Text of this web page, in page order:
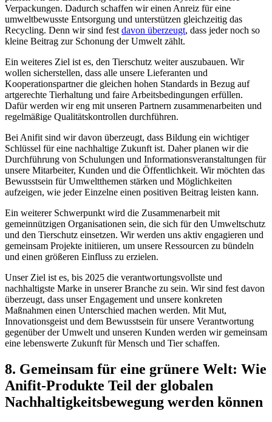
Verpackungen.⁢ Dadurch‍ schaffen wir einen Anreiz für eine​
umweltbewusste Entsorgung und unterstützen gleichzeitig ⁢das
Recycling. Denn wir sind festdavon überzeugt, dass jeder noch so
kleine Beitrag zur Schonung der Umwelt⁣ zählt.
Ein weiteres ‍Ziel ist es, den Tierschutz weiter auszubauen. Wir
wollen sicherstellen, dass alle​ unsere ⁣Lieferanten und
Kooperationspartner die‍ gleichen hohen​ Standards in ⁢Bezug auf
artgerechte Tierhaltung und faire Arbeitsbedingungen erfüllen.
Dafür werden⁢ wir eng mit unseren Partnern zusammenarbeiten ​und
regelmäßige Qualitätskontrollen durchführen.
Bei Anifit sind wir davon überzeugt, dass Bildung ein⁣ wichtiger
Schlüssel für eine nachhaltige Zukunft ist. Daher⁤ planen⁢ wir die
Durchführung von Schulungen ‌und ⁣Informationsveranstaltungen ‍für
unsere ‍Mitarbeiter, Kunden ‍und die Öffentlichkeit. Wir möchten ⁣das⁣
Bewusstsein für Umweltthemen stärken und Möglichkeiten
aufzeigen, wie jeder Einzelne einen positiven Beitrag ‍leisten ‌kann.
Ein ⁤weiterer Schwerpunkt wird⁢ die Zusammenarbeit⁣ mit
gemeinnützigen Organisationen sein, die sich für den Umweltschutz
‌und den Tierschutz einsetzen. Wir werden‌ uns aktiv engagieren und
gemeinsam Projekte initiieren, um unsere Ressourcen ⁣zu bündeln
und einen größeren Einfluss‍ zu⁤ erzielen.
Unser Ziel ​ist es, bis 2025 die ⁢verantwortungsvollste und
nachhaltigste Marke in unserer⁣ Branche zu sein. Wir sind fest⁢ davon
überzeugt, ​dass unser ‌Engagement ​und unsere konkreten
Maßnahmen einen ⁣Unterschied machen werden. Mit‌ Mut,
Innovationsgeist ​und dem Bewusstsein für unsere​ Verantwortung
gegenüber der Umwelt⁤ und ‌unseren Kunden werden wir gemeinsam
eine lebenswerte Zukunft für Mensch und Tier schaffen.
8. Gemeinsam für eine grünere Welt:‌ Wie⁤
Anifit-Produkte Teil der globalen
Nachhaltigkeitsbewegung werden können